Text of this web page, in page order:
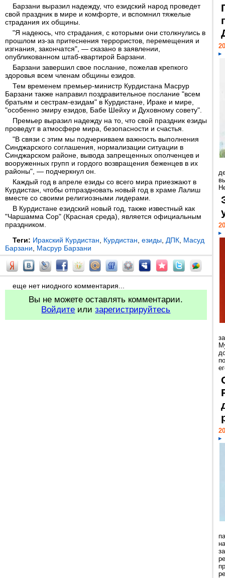
Барзани выразил надежду, что езидский народ проведет
свой праздник в мире и комфорте, и вспомнил тяжелые
страдания их общины.
"Я надеюсь, что страдания, с которыми они столкнулись в
прошлом из-за притеснения террористов, перемещения и
изгнания, закончатся", — сказано в заявлении,
опубликованном штаб-квартирой Барзани.
Барзани завершил свое послание, пожелав крепкого
здоровья всем членам общины езидов.
Тем временем премьер-министр Курдистана Масрур
Барзани также направил поздравительное послание "всем
братьям и сестрам-езидам" в Курдистане, Ираке и мире,
"особенно эмиру езидов, Бабе Шейху и Духовному совету".
Премьер выразил надежду на то, что свой праздник езиды
проведут в атмосфере мира, безопасности и счастья.
"В связи с этим мы подчеркиваем важность выполнения
Синджарского соглашения, нормализации ситуации в
Синджарском районе, вывода запрещенных ополченцев и
вооруженных групп и гордого возвращения беженцев в их
районы", — подчеркнул он.
Каждый год в апреле езиды со всего мира приезжают в
Курдистан, чтобы отпраздновать новый год в храме Лалиш
вместе со своими религиозными лидерами.
В Курдистане езидский новый год, также известный как
"Чаршамма Сор" (Красная среда), является официальным
праздником.
Теги: Иракский Курдистан Курдистан езиды ДПК Масуд
Барзани
Масрур Барзани
еще нет ниодного комментария...
Вы не можете оставлять комментарии.
Войдите илизарегистрируйтесь